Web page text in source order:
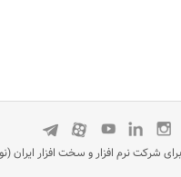
شرکت نرم افزار و سخت افزار ایران